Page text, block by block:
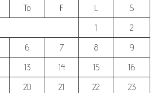
To F L
S
1
2
6 7 8
9
13 14 15
16
20 21 22
23